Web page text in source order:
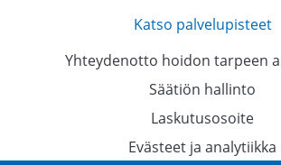
Katso palvelupisteet
Yhteydenotto hoidon tarpeen
Säätiön hallinto
Laskutusosoite
Evästeet ja analytiikka